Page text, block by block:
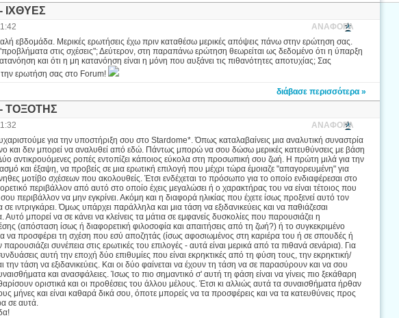
ΙΧΘΥΕΣ
ΑΝΑΦΟΡΑ
εβδομάδα. Μερικές ερωτήσεις έχω πριν καταθέσω μερικές απόψεις πάνω στην ερώτηση σας.
στις σχέσεις"; Δεύτερον, στη παραπάνω ερώτηση θεωρείται ως δεδομένο ότι η ύπαρξη
και ότι η μη κατανόηση είναι η μόνη που αυξάνει τις πιθανότητες αποτυχίας; Σας
την ερωτήση σας στο Forum!
διάβασε περισσότερα »
ΤΟΞΟΤΗΣ
ΑΝΑΦΟΡΑ
για την υποστήριξη σου στο Stardome*. Όπως καταλαβαίνεις μια αναλυτική συναστρία
και δεν μπορεί να αναλυθεί από εδώ. Πάντως μπορώ να σου δώσω μερικές κατευθύνσεις με βάση
αντικρουόμενες ροπές εντοπίζει κάποιος εύκολα στη προσωπική σου ζωή. Η πρώτη μιλά για την
και έξαψη, να προβείς σε μια ερωτική επιλογή που μέχρι τώρα έμοιαζε "απαγορευμένη" για
μοτίβο σχέσεων που ακολουθείς. Έτσι ενδέχεται το πρόσωπο για το οποίο ενδιαφέρεσαι στο
περιβάλλον από αυτό στο οποίο έχεις μεγαλώσει ή ο χαρακτήρας του να είναι τέτοιος που
περιβάλλον να μην εγκρίνει. Ακόμη και η διαφορά ηλικίας που έχετε ίσως προξενεί αυτό τον
ιντριγκάρει. Όμως υπάρχει παράλληλα και μια τάση να εξιδανικεύεις και να παθιάζεσαι
μπορεί να σε κάνει να κλείνεις τα μάτια σε εμφανείς δυσκολίες που παρουσιάζει η
(απόσταση ίσως ή διαφορετική φιλοσοφία και απαιτήσεις από τη ζωή?) ή το συγκεκριμένο
να προσφέρει τη σχέση που εσύ αποζητάς (ίσως αφοσιωμένος στη καριέρα του ή σε σπουδές ή
συνέπεια στις ερωτικές του επιλογές - αυτά είναι μερικά από τα πιθανά σενάρια). Για
αυτή την εποχή δύο επιθυμίες που είναι εκρηκτικές από τη φύση τους, την εκρηκτική/
την τάση να εξιδανικεύεις. Και οι δύο φαίνεται να έχουν τη τάση να σε παρασύρουν και να σου
και ανασφάλειες. Ίσως το πιο σημαντικό σ' αυτή τη φάση είναι να γίνεις πιο ξεκάθαρη
οριστικά και οι προθέσεις του άλλου μέλους. Έτσι κι αλλιώς αυτά τα συναισθήματα ήρθαν
μήνες και είναι καθαρά δικά σου, όποτε μπορείς να τα προσφέρεις και να τα κατευθύνεις προς
σε αυτά.